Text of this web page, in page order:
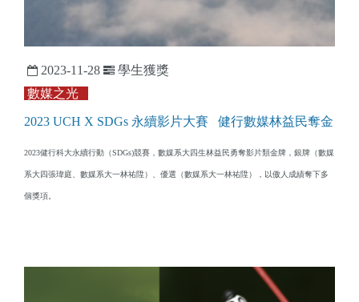
2023-11-28
學生獲獎
數媒之光
2023 UCH X SDGs 永續影片大賽 健行數媒林益民奪金
2023健行科大永續行動（SDGs)競賽，數媒系大四生林益民勇奪影片類金牌，銀牌（數媒
系大四張瑋庭、數媒系大一林祐陞）、優選（數媒系大一林祐陞），以傲人成績奪下多
個獎項。